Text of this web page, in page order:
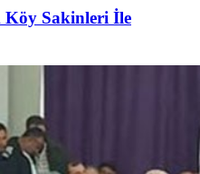
Köy Sakinleri İle